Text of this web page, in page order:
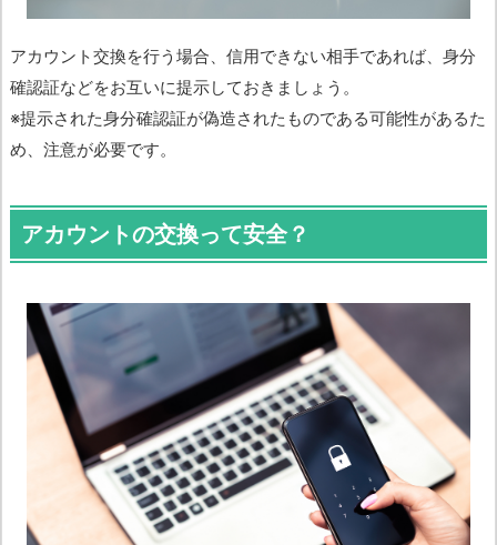
アカウント交換を行う場合、信用できない相手であれば、身分
確認証などをお互いに提示しておきましょう。
※提示された身分確認証が偽造されたものである可能性があるた
め、注意が必要です。
アカウントの交換って安全？